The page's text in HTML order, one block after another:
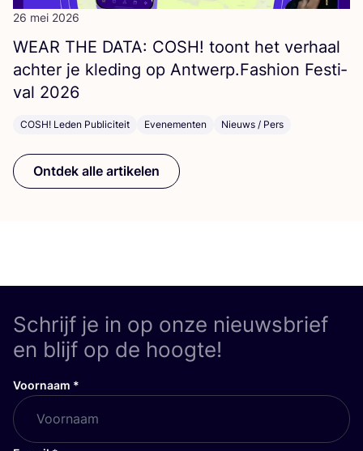
26 mei 2026
WEAR THE DATA: COSH! toont het ver­haal
ach­ter je kle­ding op Antwerp.Fashion Fes­ti­
val 2026
COSH! Leden Publiciteit Evenementen Nieuws / Pers
Ontdek alle artikelen
Schrijf je in op onze nieuwsbrief
en blijf op de hoogte!
Voornaam *